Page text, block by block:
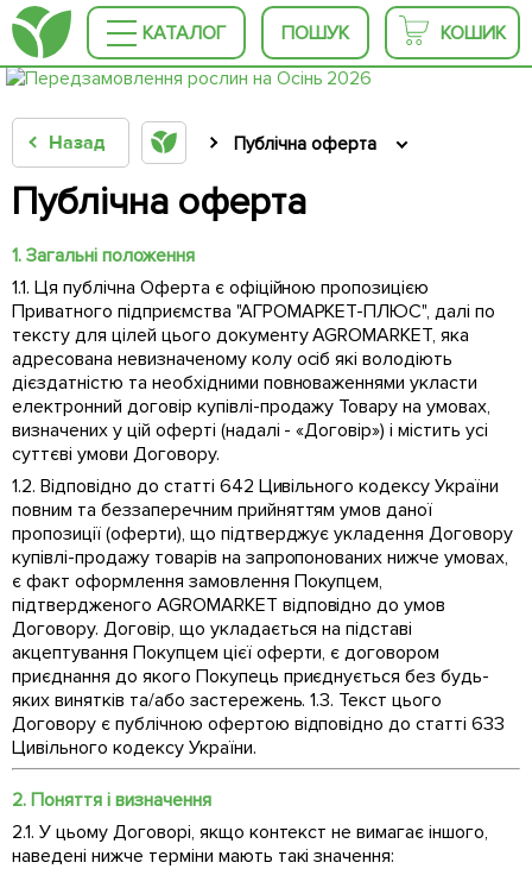
КАТАЛОГ ПОШУК КОШИК
Назад Публічна оферта
Публічна оферта
1. Загальні положення
1.1. Ця публічна Оферта є офіційною пропозицією
Приватного підприємства "АГРОМАРКЕТ-ПЛЮС", далі по
тексту для цілей цього документу AGROMARKET, яка
адресована невизначеному колу осіб які володіють
дієздатністю та необхідними повноваженнями укласти
електронний договір купівлі-продажу Товару на умовах,
визначених у цій оферті (надалі - «Договір») і містить усі
суттєві умови Договору.
1.2. Відповідно до статті 642 Цивільного кодексу України
повним та беззаперечним прийняттям умов даної
пропозиції (оферти), що підтверджує укладення Договору
купівлі-продажу товарів на запропонованих нижче умовах,
є факт оформлення замовлення Покупцем,
підтвердженого AGROMARKET відповідно до умов
Договору. Договір, що укладається на підставі
акцептування Покупцем цієї оферти, є договором
приєднання до якого Покупець приєднується без будь-
яких винятків та/або застережень. 1.3. Текст цього
Договору є публічною офертою відповідно до статті 633
Цивільного кодексу України.
2. Поняття і визначення
2.1. У цьому Договорі, якщо контекст не вимагає іншого,
наведені нижче терміни мають такі значення: